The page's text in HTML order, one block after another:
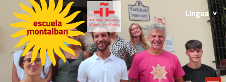
Lingua